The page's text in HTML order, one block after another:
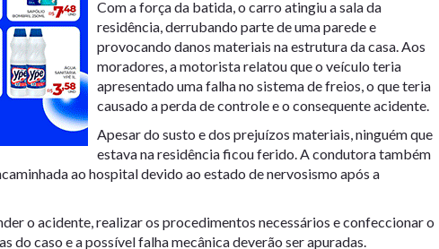
Com a força da batida, o carro atingiu a sala da
residência, derrubando parte de uma parede e
provocando danos materiais na estrutura da casa. Aos
moradores, a motorista relatou que o veículo teria
apresentado uma falha no sistema de freios, o que teria
causado a perda de controle e o consequente acidente.
Apesar do susto e dos prejuízos materiais, ninguém que
estava na residência ficou ferido. A condutora também
ao hospital devido ao estado de nervosismo após a
o acidente, realizar os procedimentos necessários e confeccionar o
do caso e a possível falha mecânica deverão ser apuradas.